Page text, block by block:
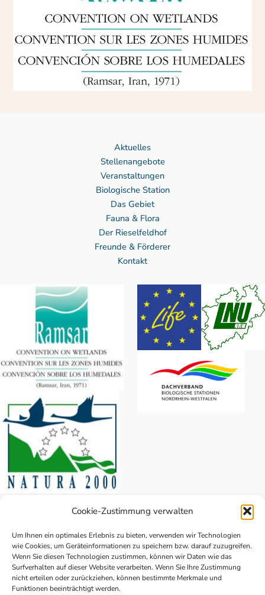
Cookie-Zustimmung verwalten
Um Ihnen ein optimales Erlebnis zu bieten, verwenden wir Technologien
wie Cookies, um Geräteinformationen zu speichern bzw. darauf zuzugreifen.
Wenn Sie diesen Technologien zustimmen, können wir Daten wie das
Surfverhalten auf dieser Website verarbeiten. Wenn Sie Ihre Zustimmung
nicht erteilen oder zurückziehen, können bestimmte Merkmale und
Funktionen beeinträchtigt werden.
Aktuelles
Stellenangebote
Veranstaltungen
Biologische Station
Das Gebiet
Fauna & Flora
Der Rieselfeldhof
Freunde & Förderer
Kontakt
Biologische Station
Coermühle 181
48157 Münster
Telefon: 0251 – 16 17 60
E-Mail: